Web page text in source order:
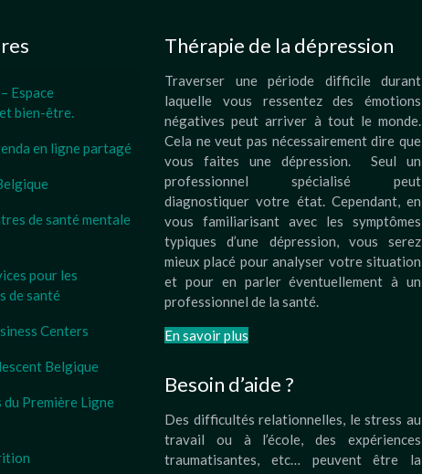
Espace
bien-être.
en ligne partagé
de santé mentale
pour les
de santé
Centers
Belgique
Première Ligne
Thérapie de la dépression
Traverser une période difficile durant
laquelle vous ressentez des émotions
négatives peut arriver à tout le monde.
Cela ne veut pas nécessairement dire que
vous faites une dépression. Seul un
professionnel spécialisé peut
diagnostiquer votre état. Cependant, en
vous familiarisant avec les symptômes
typiques d’une dépression, vous serez
mieux placé pour analyser votre situation
et pour en parler éventuellement à un
professionnel de la santé.
En savoir plus
Besoin d’aide ?
Des difficultés relationnelles, le stress au
travail ou à l’école, des expériences
traumatisantes, etc… peuvent être la